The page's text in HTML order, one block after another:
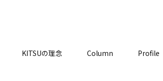
KITSUの理念 Column Profile